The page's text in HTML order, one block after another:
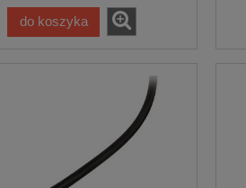
do koszyka